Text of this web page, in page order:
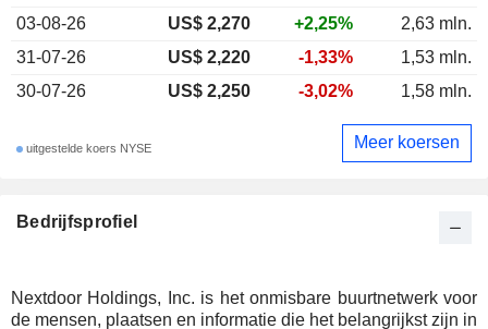
Bedrijfsprofiel
Nextdoor Holdings, Inc. is het onmisbare buurtnetwerk voor
de mensen, plaatsen en informatie die het belangrijkst zijn in
03-08-26
US$ 2,270 +2,25%
2,63 mln.
31-07-26
US$ 2,220 -1,33%
1,53 mln.
30-07-26
US$ 2,250 -3,02% 1,58 mln.
uitgestelde koers NYSE Meer koersen